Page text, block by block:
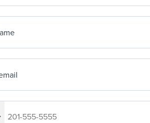
phone number